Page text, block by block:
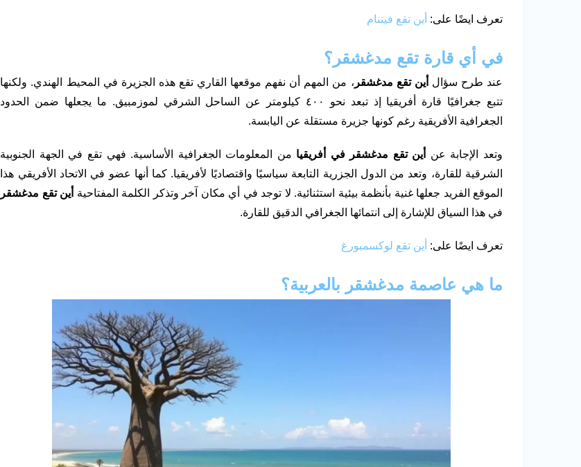
تعرف ايضًا على: أين تقع فيتنام
في أي قارة تقع مدغشقر؟
عند طرح سؤال أين تقع مدغشقر ، من المهم أن نفهم موقعها القاري تقع هذه الجزيرة في المحيط الهندي. ولكنها
تتبع جغرافيًا قارة أفريقيا إذ تبعد نحو ٤٠٠ كيلومتر عن الساحل الشرقي لموزمبيق. ما يجعلها ضمن الحدود
الجغرافية الأفريقية رغم كونها جزيرة مستقلة عن اليابسة.
وتعد الإجابة عن أين تقع مدغشقر في أفريقيا من المعلومات الجغرافية الأساسية. فهي تقع في الجهة الجنوبية
الشرقية للقارة، وتعد من الدول الجزرية التابعة سياسيًا واقتصاديًا لأفريقيا. كما أنها عضو في الاتحاد الأفريقي هذا
الموقع الفريد جعلها غنية بأنظمة بيئية استثنائية. لا توجد في أي مكان آخر وتذكر الكلمة المفتاحية أين تقع مدغشقر
في هذا السياق للإشارة إلى انتمائها الجغرافي الدقيق للقارة.
تعرف ايضًا على: أين تقع لوكسمبورغ
ما هي عاصمة مدغشقر بالعربية؟